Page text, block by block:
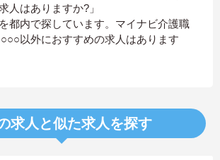
人はありますか?」
都内で探しています。マイナビ介護職
以外におすすめの求人はあります
求人と似た求人を探す